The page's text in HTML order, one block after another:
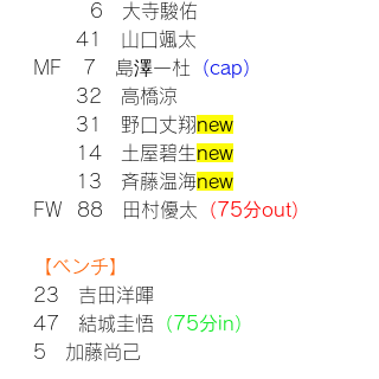
        6　大寺駿佑
      41　山口颯太
MF   7　島澤一杜 （cap）
      32　高橋涼
      31　野口丈翔
new
      14　土屋碧生
new
      13　斉藤温海
new
FW  88　田村優太 （75分out）
【ベンチ】
23　吉田洋暉
47　結城圭悟 （75分in）
5　加藤尚己